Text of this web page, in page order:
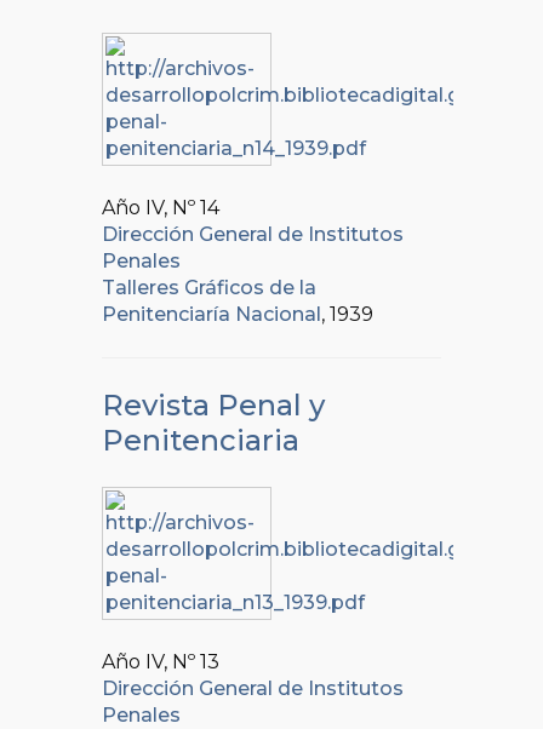
Año IV, Nº 14
Dirección General de Institutos
Penales
Talleres Gráficos de la
Penitenciaría Nacional , 1939
Revista Penal y
Penitenciaria
Año IV, Nº 13
Dirección General de Institutos
Penales